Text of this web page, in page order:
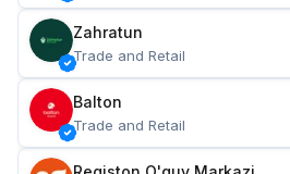
Zahratun
Trade and Retail
Balton
Trade and Retail